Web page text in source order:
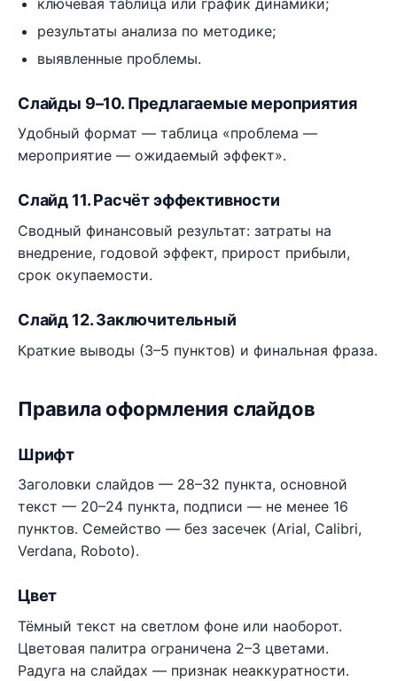
ключевая таблица или график динамики;
результаты анализа по методике;
выявленные проблемы.
Слайды 9–10. Предлагаемые мероприятия
Удобный формат — таблица «проблема —
мероприятие — ожидаемый эффект».
Слайд 11. Расчёт эффективности
Сводный финансовый результат: затраты на
внедрение, годовой эффект, прирост прибыли,
срок окупаемости.
Слайд 12. Заключительный
Краткие выводы (3–5 пунктов) и финальная фраза.
Правила оформления слайдов
Шрифт
Заголовки слайдов — 28–32 пункта, основной
текст — 20–24 пункта, подписи — не менее 16
пунктов. Семейство — без засечек (Arial, Calibri,
Verdana, Roboto).
Цвет
Тёмный текст на светлом фоне или наоборот.
Цветовая палитра ограничена 2–3 цветами.
Радуга на слайдах — признак неаккуратности.